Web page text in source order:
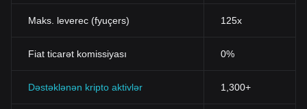
Maks. leverec (fyuçers) 125x
Fiat ticarət komissiyası 0%
Dəstəklənən kripto aktivlər 1,300+